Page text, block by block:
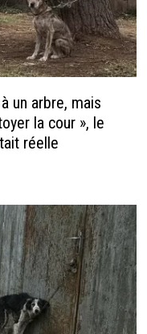
un arbre, mais
la cour », le
réelle